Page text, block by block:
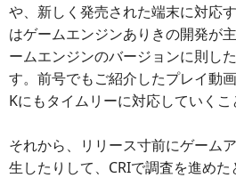
や、新しく発売された端末に対応
はゲームエンジンありきの開発が
ームエンジンのバージョンに則し
す。前号でもご紹介したプレイ動
Kにもタイムリーに対応していくこ
それから、リリース寸前にゲーム
生したりして、CRIで調査を進め